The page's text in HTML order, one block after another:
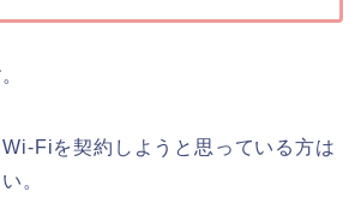
Fiを契約しようと思っている方は
。